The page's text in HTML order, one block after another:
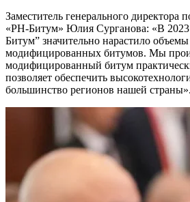
Заместитель генерального директора
«РН-Битум» Юлия Сурганова: «В 2023
Битум” значительно нарастило
модифицированных битумов. Мы
модифицированный битум
позволяет обеспечить
большинство регионов нашей страны».